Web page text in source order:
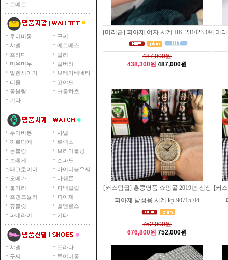
르메르
루이비통
구찌
샤넬
에르메스
프라다
발리
미우미우
멀버리
발렌시아가
보테가베네타
디올
고야드
몽블랑
크롬하츠
기타
루이비통
샤넬
까르띠에
로렉스
몽블랑
브라이틀링
브레게
쇼파드
태그호이어
아이더블유씨
오메가
바쉐론
불가리
파텍필립
프랭크뮬러
피아제
휴블럿
벨엔로스
파네라이
기타
샤넬
프라다
구찌
루이비통
[미러급] 피아제 여자 시계 HK-231023-09
487,000원
438,300원 487,000원
[미
[커스텀급] 홍콩명품 쇼핑몰 2019년 신상
피아제 남성용 시계 kp-90715-04
752,000원
676,800원 752,000원
[커